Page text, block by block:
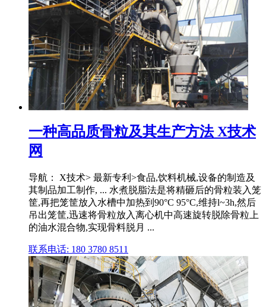
一种高品质骨粒及其生产方法 X技术
网
导航： X技术> 最新专利>食品,饮料机械,设备的制造及
其制品加工制作, ... 水煮脱脂法是将精砸后的骨粒装入笼
筐,再把笼筐放入水槽中加热到90°C 95°C,维持l~3h,然后
吊出笼筐,迅速将骨粒放入离心机中高速旋转脱除骨粒上
的油水混合物,实现骨料脱月 ...
联系电话: 180 3780 8511